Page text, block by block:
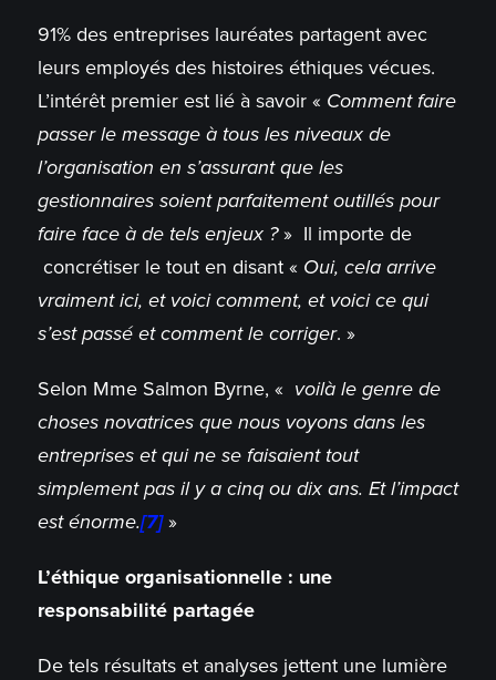
91% des entreprises lauréates partagent avec
leurs employés des histoires éthiques vécues.
L’intérêt premier est lié à savoir « Comment faire
passer le message à tous les niveaux de
l’organisation en s’assurant que les
gestionnaires soient parfaitement outillés pour
faire face à de tels enjeux ?» Il importe de
concrétiser le tout en disant « Oui, cela arrive
vraiment ici, et voici comment, et voici ce qui
s’est passé et comment le corriger. »
Selon Mme Salmon Byrne, « voilà le genre de
choses novatrices que nous voyons dans les
entreprises et qui ne se faisaient tout
simplement pas il y a cinq ou dix ans. Et l’impact
est énorme.[7]»
L’éthique organisationnelle : une
responsabilité partagée
De tels résultats et analyses jettent une lumière